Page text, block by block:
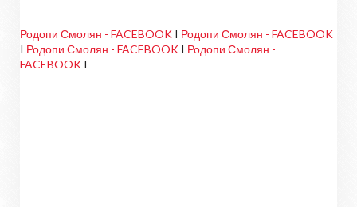
Родопи Смолян - FACEBOOK I Родопи Смолян - FACEBOOK
I Родопи Смолян - FACEBOOK I Родопи Смолян -
FACEBOOK I